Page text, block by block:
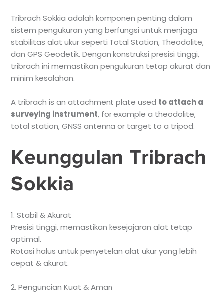
Tribrach Sokkia adalah komponen penting dalam
sistem pengukuran yang berfungsi untuk menjaga
stabilitas alat ukur seperti Total Station, Theodolite,
dan GPS Geodetik. Dengan konstruksi presisi tinggi,
tribrach ini memastikan pengukuran tetap akurat dan
minim kesalahan.
A tribrach is an attachment plate used to attach a
surveying instrument, for example a theodolite,
total station, GNSS antenna or target to a tripod.
Keunggulan Tribrach
Sokkia
1. Stabil & Akurat
Presisi tinggi, memastikan kesejajaran alat tetap
optimal.
Rotasi halus untuk penyetelan alat ukur yang lebih
cepat & akurat.
2. Penguncian Kuat & Aman